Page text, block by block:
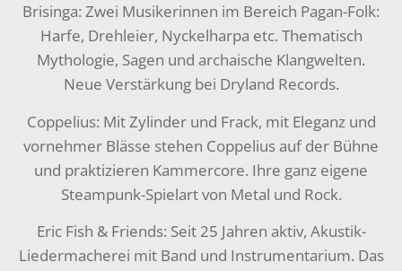
Brisinga: Zwei Musikerinnen im Bereich Pagan-Folk:
Harfe, Drehleier, Nyckelharpa etc. Thematisch
Mythologie, Sagen und archaische Klangwelten.
Neue Verstärkung bei Dryland Records.
Coppelius: Mit Zylinder und Frack, mit Eleganz und
vornehmer Blässe stehen Coppelius auf der Bühne
und praktizieren Kammercore. Ihre ganz eigene
Steampunk-Spielart von Metal und Rock.
Eric Fish & Friends: Seit 25 Jahren aktiv, Akustik-
Liedermacherei mit Band und Instrumentarium. Das